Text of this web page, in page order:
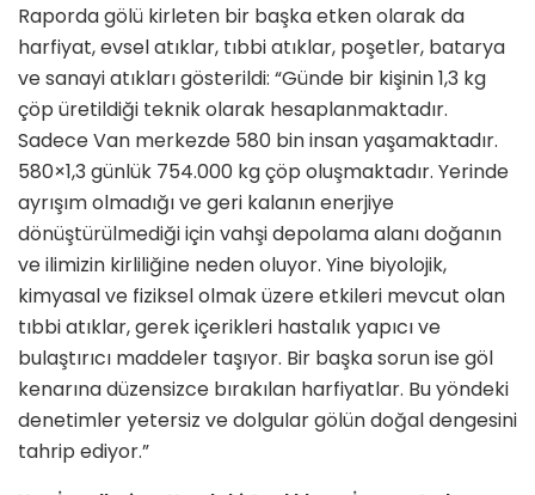
Raporda gölü kirleten bir başka etken olarak da
harfiyat, evsel atıklar, tıbbi atıklar, poşetler, batarya
ve sanayi atıkları gösterildi: “Günde bir kişinin 1,3 kg
çöp üretildiği teknik olarak hesaplanmaktadır.
Sadece Van merkezde 580 bin insan yaşamaktadır.
580×1,3 günlük 754.000 kg çöp oluşmaktadır. Yerinde
ayrışım olmadığı ve geri kalanın enerjiye
dönüştürülmediği için vahşi depolama alanı doğanın
ve ilimizin kirliliğine neden oluyor. Yine biyolojik,
kimyasal ve fiziksel olmak üzere etkileri mevcut olan
tıbbi atıklar, gerek içerikleri hastalık yapıcı ve
bulaştırıcı maddeler taşıyor. Bir başka sorun ise göl
kenarına düzensizce bırakılan harfiyatlar. Bu yöndeki
denetimler yetersiz ve dolgular gölün doğal dengesini
tahrip ediyor.”